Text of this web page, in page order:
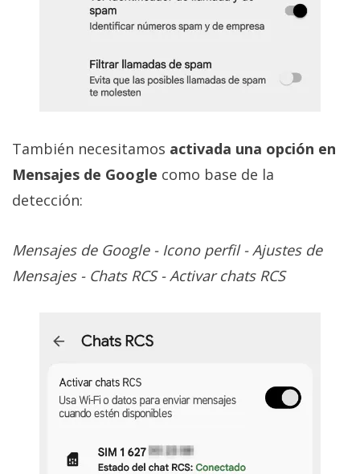
También necesitamos activada una opción en
Mensajes de Google como base de la
detección:
Mensajes de Google - Icono perfil - Ajustes de
Mensajes - Chats RCS - Activar chats RCS